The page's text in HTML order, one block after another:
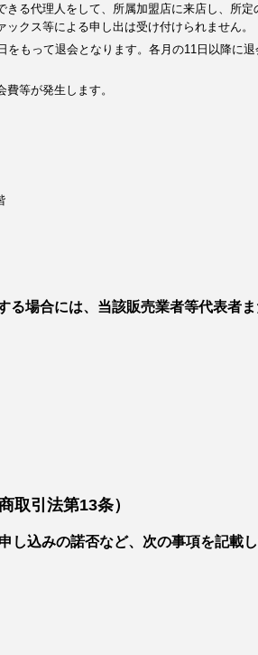
る代理人をして、所属加盟店に来店し、所
クス等による申し出は受け付けられません。
もって退会となります。各月の11日以降に
等が発生します。
場合には、当該販売業者等代表者
取引法第13条）
し込みの諾否など、次の事項を記載